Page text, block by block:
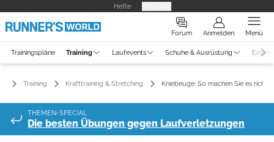
Hefte
Forum Anmelden Menü
Trainingspläne Training Laufevents Schuhe & Ausrüstung
Training Krafttraining & Stretching Kniebeuge: So machen Sie es richtig!
THEMEN-SPECIAL
Die besten Übungen gegen Laufverletzungen